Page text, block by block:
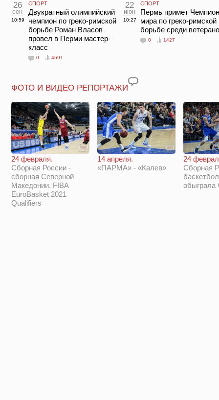
26
сен
10:59
СПОРТ
Двукратный олимпийский
чемпион по греко-римской
борьбе Роман Власов
провел в Перми мастер-
класс
0 4691
22
июн
10:27
СПОРТ
Пермь примет
мира по греко-римской
борьбе среди
0 1427
ФОТО И ВИДЕО РЕПОРТАЖИ
24 февраля.
Сборная России -
сборная Северной
Македонии. FIBA
EuroBasket 2021
Qualifiers
14 апреля.
«ПАРМА» - «Калев»
24
Сборная
обыграла